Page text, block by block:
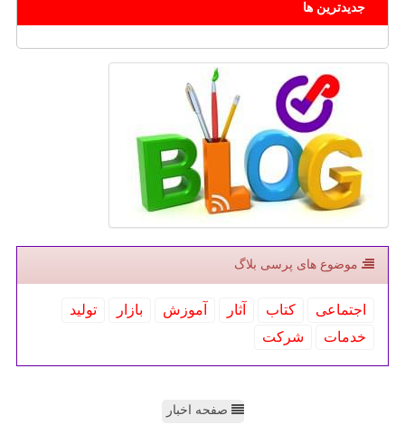
جدیدترین ها
موضوع های پرسی بلاگ
اجتماعی كتاب آثار آموزش بازار
تولید
خدمات
شركت
صفحه اخبار